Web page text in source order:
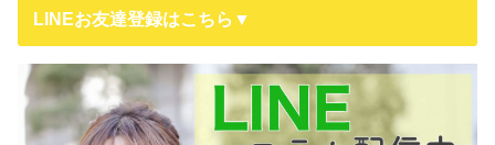
LINEお友達登録はこちら▼